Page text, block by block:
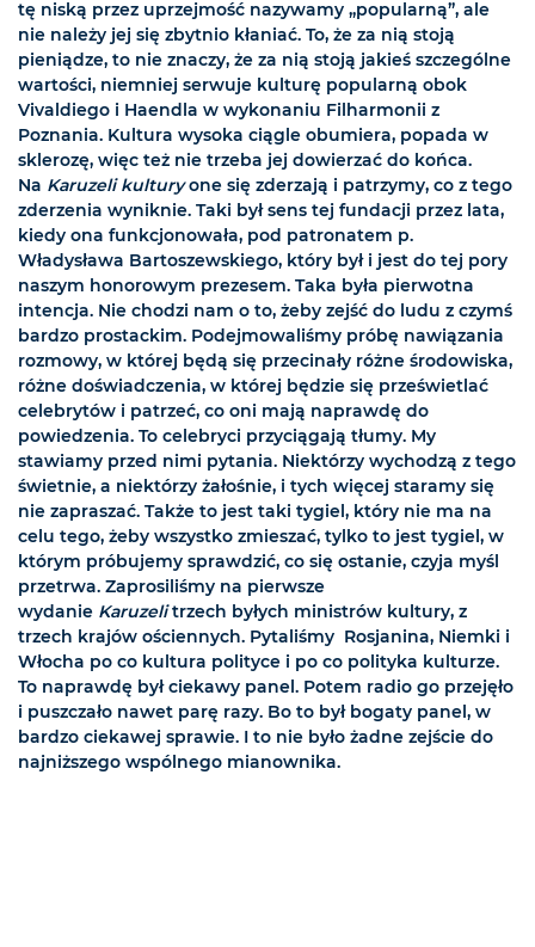
tę niską przez uprzejmość nazywamy „popularną”, ale
nie należy jej się zbytnio kłaniać. To, że za nią stoją
pieniądze, to nie znaczy, że za nią stoją jakieś szczególne
wartości, niemniej serwuje kulturę popularną obok
Vivaldiego i Haendla w wykonaniu Filharmonii z
Poznania. Kultura wysoka ciągle obumiera, popada w
sklerozę, więc też nie trzeba jej dowierzać do końca.
Na Karuzeli kulturyone się zderzają i patrzymy, co z tego
zderzenia wyniknie. Taki był sens tej fundacji przez lata,
kiedy ona funkcjonowała, pod patronatem p.
Władysława Bartoszewskiego, który był i jest do tej pory
naszym honorowym prezesem. Taka była pierwotna
intencja. Nie chodzi nam o to, żeby zejść do ludu z czymś
bardzo prostackim. Podejmowaliśmy próbę nawiązania
rozmowy, w której będą się przecinały różne środowiska,
różne doświadczenia, w której będzie się prześwietlać
celebrytów i patrzeć, co oni mają naprawdę do
powiedzenia. To celebryci przyciągają tłumy. My
stawiamy przed nimi pytania. Niektórzy wychodzą z tego
świetnie, a niektórzy żałośnie, i tych więcej staramy się
nie zapraszać. Także to jest taki tygiel, który nie ma na
celu tego, żeby wszystko zmieszać, tylko to jest tygiel, w
którym próbujemy sprawdzić, co się ostanie, czyja myśl
przetrwa. Zaprosiliśmy na pierwsze
wydanie Karuzelitrzech byłych ministrów kultury, z
trzech krajów ościennych. Pytaliśmy Rosjanina, Niemki i
Włocha po co kultura polityce i po co polityka kulturze.
To naprawdę był ciekawy panel. Potem radio go przejęło
i puszczało nawet parę razy. Bo to był bogaty panel, w
bardzo ciekawej sprawie. I to nie było żadne zejście do
najniższego wspólnego mianownika.